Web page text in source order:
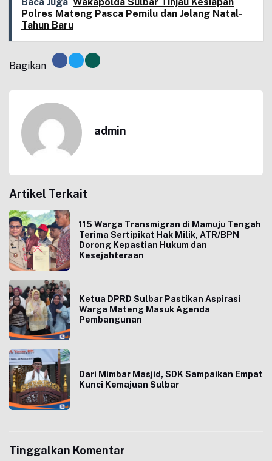
Polres Mateng Pasca Pemilu dan Jelang Natal-
Tahun Baru
Bagikan
admin
Artikel Terkait
115 Warga Transmigran di Mamuju Tengah
Terima Sertipikat Hak Milik, ATR/BPN
Dorong Kepastian Hukum dan
Kesejahteraan
Ketua DPRD Sulbar Pastikan Aspirasi
Warga Mateng Masuk Agenda
Pembangunan
Dari Mimbar Masjid, SDK Sampaikan Empat
Kunci Kemajuan Sulbar
Tinggalkan Komentar